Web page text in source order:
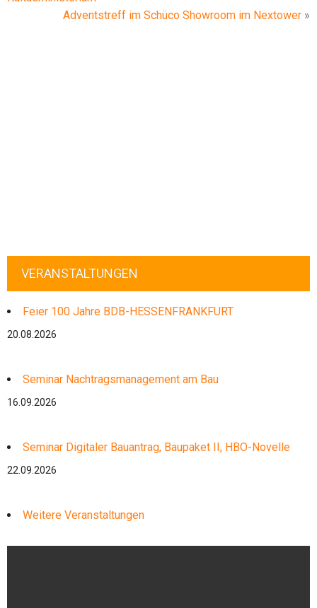
Adventstreff im Schüco Showroom im Nextower »
VERANSTALTUNGEN
Feier 100 Jahre BDB-HESSENFRANKFURT
20.08.2026
Seminar Nachtragsmanagement am Bau
16.09.2026
Seminar Digitaler Bauantrag, Baupaket II, HBO-Novelle
22.09.2026
Weitere Veranstaltungen